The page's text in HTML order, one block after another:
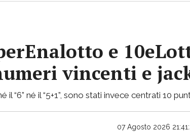
e
vincenti e
“6” né il “5+1”, sono stati invece centrati 10
07 Agosto 2026